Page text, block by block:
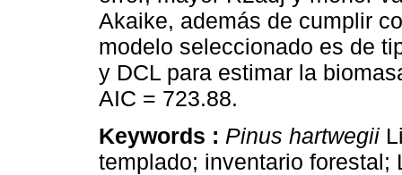
Akaike, además de cumplir
modelo seleccionado es de
y DCL para estimar la
AIC = 723.88.
Keywords : Pinus hartwegii
templado; inventario forestal;